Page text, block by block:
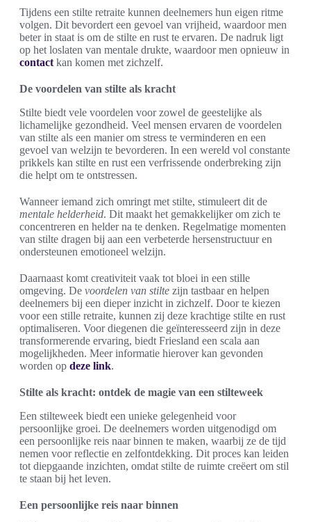
Tijdens een stilte retraite kunnen deelnemers hun eigen ritme
volgen. Dit bevordert een gevoel van vrijheid, waardoor men
beter in staat is om de stilte en rust te ervaren. De nadruk ligt
op het loslaten van mentale drukte, waardoor men opnieuw in
contact kan komen met zichzelf.
De voordelen van stilte als kracht
Stilte biedt vele voordelen voor zowel de geestelijke als
lichamelijke gezondheid. Veel mensen ervaren de voordelen
van stilte als een manier om stress te verminderen en een
gevoel van welzijn te bevorderen. In een wereld vol constante
prikkels kan stilte en rust een verfrissende onderbreking zijn
die helpt om te ontstressen.
Wanneer iemand zich omringt met stilte, stimuleert dit de
mentale helderheid. Dit maakt het gemakkelijker om zich te
concentreren en helder na te denken. Regelmatige momenten
van stilte dragen bij aan een verbeterde hersenstructuur en
ondersteunen emotioneel welzijn.
Daarnaast komt creativiteit vaak tot bloei in een stille
omgeving. De voordelen van stilte zijn tastbaar en helpen
deelnemers bij een dieper inzicht in zichzelf. Door te kiezen
voor een stille retraite, kunnen zij deze krachtige stilte en rust
optimaliseren. Voor diegenen die geïnteresseerd zijn in deze
transformerende ervaring, biedt Friesland een scala aan
mogelijkheden. Meer informatie hierover kan gevonden
worden op deze link.
Stilte als kracht: ontdek de magie van een stilteweek
Een stilteweek biedt een unieke gelegenheid voor
persoonlijke groei. De deelnemers worden uitgenodigd om
een persoonlijke reis naar binnen te maken, waarbij ze de tijd
nemen voor reflectie en zelfontdekking. Dit proces kan leiden
tot diepgaande inzichten, omdat stilte de ruimte creëert om stil
te staan bij het leven.
Een persoonlijke reis naar binnen